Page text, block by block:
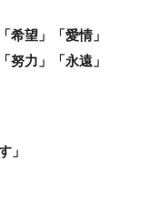
希望」「愛情」
努力」「永遠」
」